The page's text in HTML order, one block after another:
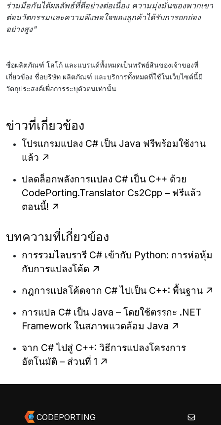
ร่วมมือกันได้ผลลัพธ์ที่ดีอย่างต่อเนื่อง ความมุ่งมั่นของพวกเขา
ต่อนวัตกรรมและความพึงพอใจของลูกค้าได้รับการยกย่อง
อย่างสูง"
ชื่อผลิตภัณฑ์ โลโก้ และแบรนด์ทั้งหมดเป็นทรัพย์สินของเจ้าของที่
เกี่ยวข้อง ชื่อบริษัท ผลิตภัณฑ์ และบริการทั้งหมดที่ใช้ในเว็บไซต์นี้มี
วัตถุประสงค์เพื่อการระบุตัวตนเท่านั้น
ข่าวที่เกี่ยวข้อง
โปรแกรมแปลง C# เป็น Java ฟรีพร้อมใช้งาน
แล้ว
ปลดล็อกพลังการแปลง C# เป็น C++ ด้วย
CodePorting.Translator Cs2Cpp – ฟรีแล้ว
ตอนนี้!
บทความที่เกี่ยวข้อง
การรวมไลบรารี C# เข้ากับ Python: การห่อหุ้ม
กับการแปลงโค้ด
กฎการแปลโค้ดจาก C# ไปเป็น C++: พื้นฐาน
การแปล C# เป็น Java – โดยใช้ตรรกะ .NET
Framework ในสภาพแวดล้อม Java
จาก C# ไปสู่ C++: วิธีการแปลงโครงการ
อัตโนมัติ – ส่วนที่ 1
CODEPORTING